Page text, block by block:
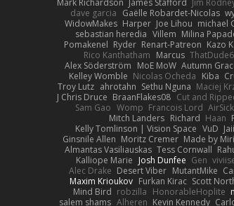
Mark Richardson James Stafford Jim
dave garcia Gaëlle Robardet-Nicolas
WidowMakes Harper Joe Lihou michael
sebastian heredia Villem Milina
Pomakenel Ryder Renart-Patreon Kazo
Rico Kanthatham Marcus
Alex Söderström MoE MoW Autumn
Kelley Womble Nicolas Ocheda Kiba
Troy Lutz ahrotahn Sethu Nguna Maciej
J Chris Druce BraanFlakes08 Cut and
Sam Gao Womp Francois Lord
Mitch Landers Richard Haan
Kelly Tomlinson | Vision Space VuD
Ginsnile Allen Moritz Cremer Made by Miri
Almantas Vasiliauskas Tess Cornwall
Kalliope Marie Josh Dunfee Gen
Alec Drake Desert Viber MutantMike
Maxim Krioukov Furkan Kirac Scott
Mind Bird robzilla HonorableHoplite
salem shams Alheren Kevin Kennedy